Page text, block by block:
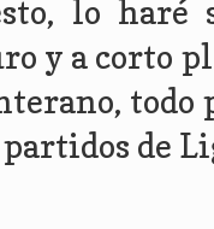
lo haré
y a corto
de